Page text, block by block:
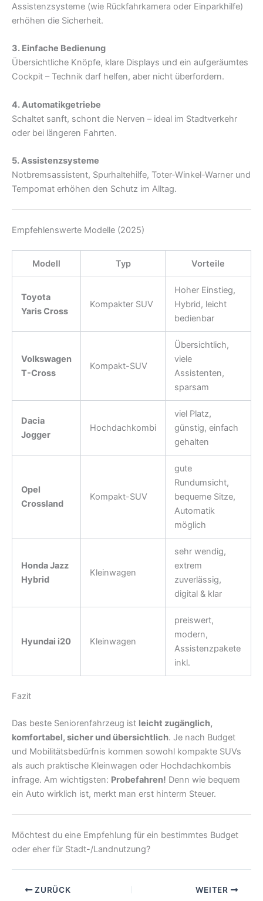
Assistenzsysteme (wie Rückfahrkamera oder Einparkhilfe)
erhöhen die Sicherheit.
3. Einfache Bedienung
Übersichtliche Knöpfe, klare Displays und ein aufgeräumtes
Cockpit – Technik darf helfen, aber nicht überfordern.
4. Automatikgetriebe
Schaltet sanft, schont die Nerven – ideal im Stadtverkehr
oder bei längeren Fahrten.
5. Assistenzsysteme
Notbremsassistent, Spurhaltehilfe, Toter-Winkel-Warner und
Tempomat erhöhen den Schutz im Alltag.
Empfehlenswerte Modelle (2025)
Modell Typ Vorteile
Toyota
Yaris Cross
Kompakter SUV
Hoher Einstieg,
Hybrid, leicht
bedienbar
Volkswagen
T-Cross
Kompakt-SUV
Übersichtlich,
viele
Assistenten,
sparsam
Dacia
Jogger
Hochdachkombi
viel Platz,
günstig, einfach
gehalten
Opel
Crossland
Kompakt-SUV
gute
Rundumsicht,
bequeme Sitze,
Automatik
möglich
Honda Jazz
Hybrid
Kleinwagen
sehr wendig,
extrem
zuverlässig,
digital & klar
Hyundai i20 Kleinwagen
preiswert,
modern,
Assistenzpakete
inkl.
Fazit
Das beste Seniorenfahrzeug ist leicht zugänglich,
komfortabel, sicher und übersichtlich. Je nach Budget
und Mobilitätsbedürfnis kommen sowohl kompakte SUVs
als auch praktische Kleinwagen oder Hochdachkombis
infrage. Am wichtigsten: Probefahren! Denn wie bequem
ein Auto wirklich ist, merkt man erst hinterm Steuer.
Möchtest du eine Empfehlung für ein bestimmtes Budget
oder eher für Stadt-/Landnutzung?
ZURÜCK WEITER